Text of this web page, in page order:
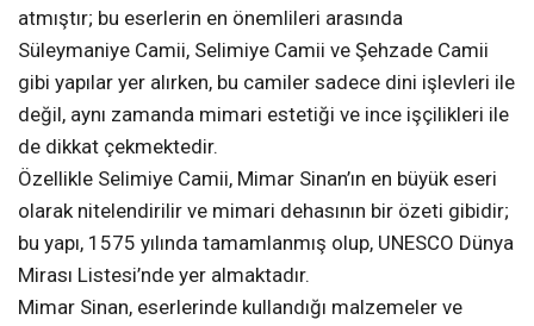
atmıştır; bu eserlerin en önemlileri arasında
Süleymaniye Camii, Selimiye Camii ve Şehzade Camii
gibi yapılar yer alırken, bu camiler sadece dini işlevleri ile
değil, aynı zamanda mimari estetiği ve ince işçilikleri ile
de dikkat çekmektedir.
Özellikle Selimiye Camii, Mimar Sinan’ın en büyük eseri
olarak nitelendirilir ve mimari dehasının bir özeti gibidir;
bu yapı, 1575 yılında tamamlanmış olup, UNESCO Dünya
Mirası Listesi’nde yer almaktadır.
Mimar Sinan, eserlerinde kullandığı malzemeler ve